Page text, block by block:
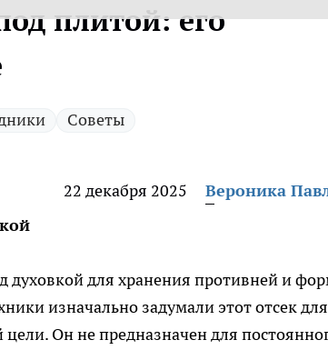
плитой: его
Советы
22 декабря 2025
Вероника
для хранения противней и
изначально задумали этот отсек для
Он не предназначен для